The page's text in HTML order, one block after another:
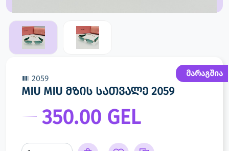
2059
მარაგშია
MIU MIU მზის სათვალე 2059
350.00 GEL